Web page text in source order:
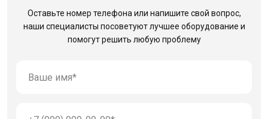
Оставьте номер телефона или напишите свой вопрос,
наши специалисты посоветуют лучшее оборудование и
помогут решить любую проблему